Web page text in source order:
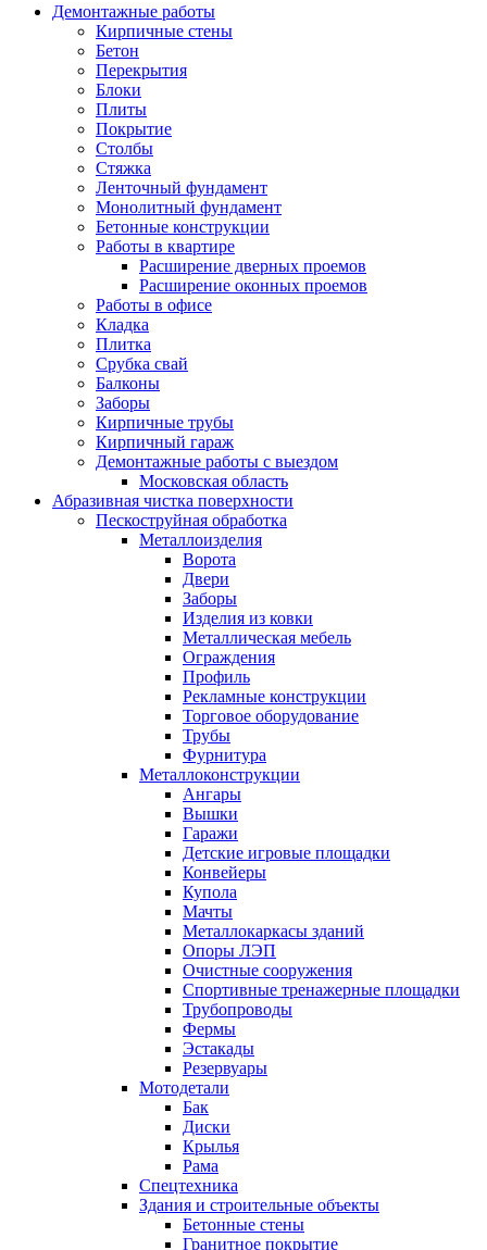
Демонтажные работы
Кирпичные стены
Бетон
Перекрытия
Блоки
Плиты
Покрытие
Столбы
Стяжка
Ленточный фундамент
Монолитный фундамент
Бетонные конструкции
Работы в квартире
Расширение дверных проемов
Расширение оконных проемов
Работы в офисе
Кладка
Плитка
Срубка свай
Балконы
Заборы
Кирпичные трубы
Кирпичный гараж
Демонтажные работы с выездом
Московская область
Абразивная чистка поверхности
Пескоструйная обработка
Металлоизделия
Ворота
Двери
Заборы
Изделия из ковки
Металлическая мебель
Ограждения
Профиль
Рекламные конструкции
Торговое оборудование
Трубы
Фурнитура
Металлоконструкции
Ангары
Вышки
Гаражи
Детские игровые площадки
Конвейеры
Купола
Мачты
Металлокаркасы зданий
Опоры ЛЭП
Очистные сооружения
Спортивные тренажерные площадки
Трубопроводы
Фермы
Эстакады
Резервуары
Мотодетали
Бак
Диски
Крылья
Рама
Спецтехника
Здания и строительные объекты
Бетонные стены
Гранитное покрытие